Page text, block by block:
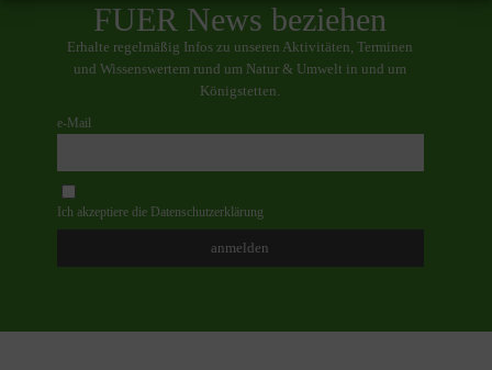
FUER News beziehen
Erhalte regelmäßig Infos zu unseren Aktivitäten, Terminen
und Wissenswertem rund um Natur & Umwelt in und um
Königstetten.
e-Mail
Ich akzeptiere die Datenschutzerklärung